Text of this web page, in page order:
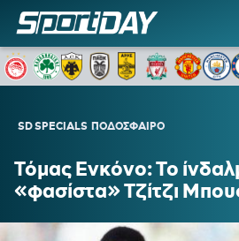
SD SPECIALS ΠΟΔΟΣΦΑΙΡΟ
Τόμας Ενκόνο: Το
«φασίστα» Τζίτζι